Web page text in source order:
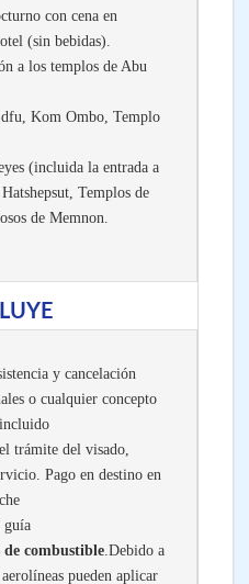
con cena en
(sin bebidas).
a los templos de Abu
Kom Ombo, Templo
(incluida la entrada a
Templos de
de Memnon.
y cancelación
o cualquier concepto
trámite del visado,
Pago en destino en
guía
de combustible.Debido a
pueden aplicar